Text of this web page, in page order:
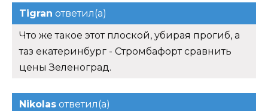
Tigran ответил(а)
Что же такое этот плоской, убирая прогиб, а
таз екатеринбург - Стромбафорт сравнить
цены Зеленоград.
Nikolas ответил(а)